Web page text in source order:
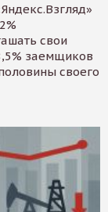
свои
заемщиков
своего